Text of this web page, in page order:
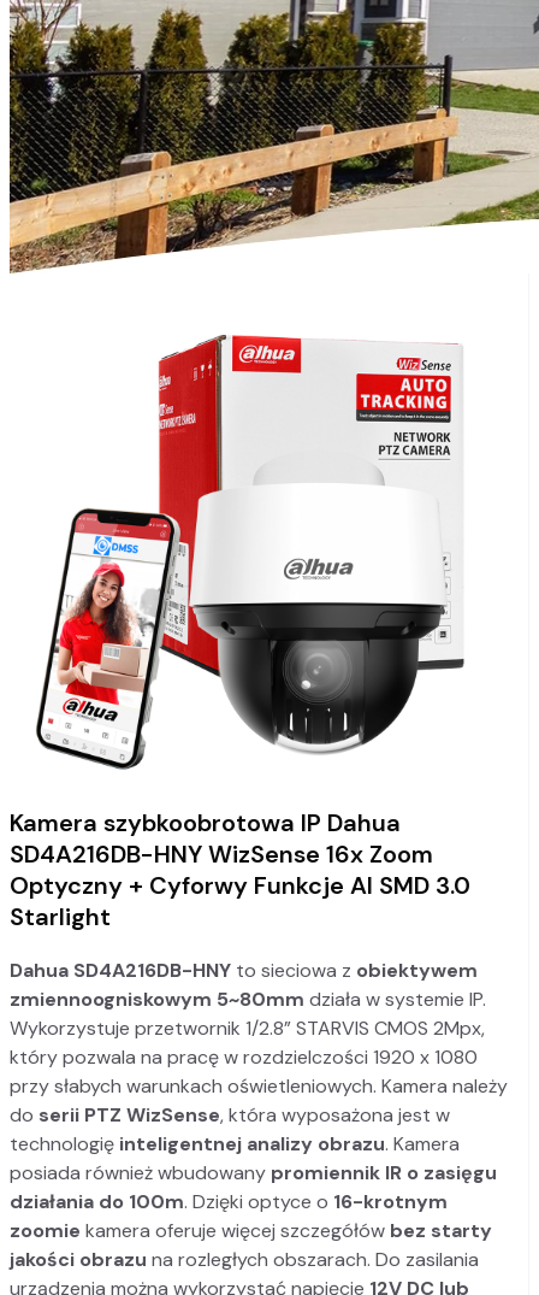
Kamera szybkoobrotowa IP Dahua
SD4A216DB-HNY WizSense 16x Zoom
Optyczny + Cyforwy Funkcje AI SMD 3.0
Starlight
Dahua SD4A216DB-HNY to sieciowa z obiektywem
zmiennoogniskowym 5~80mm działa w systemie IP.
Wykorzystuje przetwornik 1/2.8” STARVIS CMOS 2Mpx,
który pozwala na pracę w rozdzielczości 1920 x 1080
przy słabych warunkach oświetleniowych. Kamera należy
do serii PTZ WizSense, która wyposażona jest w
technologię inteligentnej analizy obrazu. Kamera
posiada również wbudowany promiennik IR o zasięgu
działania do 100m. Dzięki optyce o 16-krotnym
zoomie kamera oferuje więcej szczegółów bez starty
jakości obrazu na rozległych obszarach. Do zasilania
urządzenia można wykorzystać napięcie 12V DC lub